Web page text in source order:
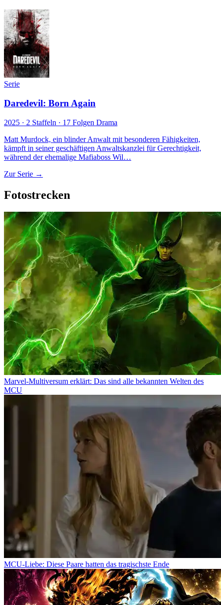
Serie
Daredevil: Born Again
2025 · 2 Staffeln · 17 Folgen Drama
Matt Murdock, ein blinder Anwalt mit besonderen Fähigkeiten,
kämpft in seiner geschäftigen Anwaltskanzlei für Gerechtigkeit,
während der ehemalige Mafiaboss Wil…
Zur Serie →
Fotostrecken
Marvel-Multiversum erklärt: Das sind alle bekannten Welten des
MCU
MCU-Liebe: Diese Paare hatten das tragischste Ende